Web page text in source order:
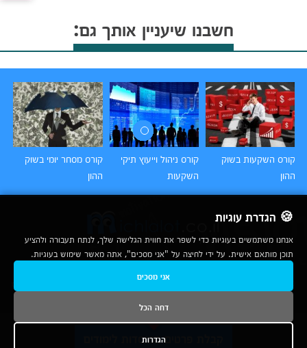
חשבנו שיעניין אותך גם:
קורס השקעות בשוק
ההון
קורס ניהול וייעוץ תיקי
השקעות
קורס מסחר יומי בשוק
ההון
נשמח לעמוד לשירותך בטלפון
1-800-780-760
קבלת פרטים ממוסדות לימודים
🍪 הגדרת עוגיות
אנחנו משתמשים בעוגיות כדי לשפר את חווית הגלישה שלך, לנתח תעבורה ולהציע
תוכן מותאם אישית. על ידי לחיצה על "אני מסכים", אתה מאשר שימוש בעוגיות.
אני מסכים
דחה הכל
הגדרות